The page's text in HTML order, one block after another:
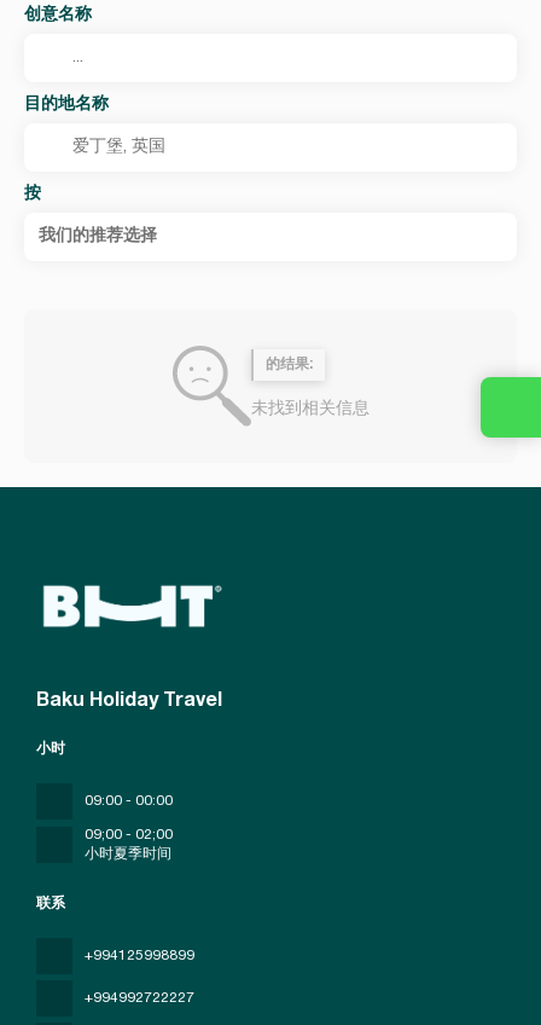
创意名称
目的地名称
按
我们的推荐选择
的结果:
未找到相关信息
Baku Holiday Travel
联系
+994125998899
+994992722227
小时
09:00 - 00:00
09;00 - 02;00
小时夏季时间